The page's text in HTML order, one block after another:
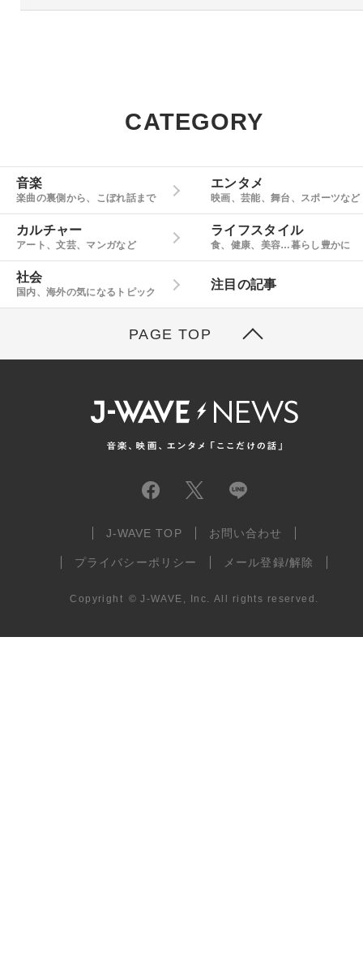
CATEGORY
音楽
楽曲の裏側から、こぼれ話まで
エンタメ
映画、芸能、舞台、スポーツなど
カルチャー
アート、文芸、マンガなど
ライフスタイル
食、健康、美容…暮らし豊かに
社会
国内、海外の気になるトピック
注目の記事
PAGE TOP
J-WAVE TOP お問い合わせ
プライバシーポリシー メール登録/解除
Copyright © J-WAVE, Inc. All rights reserved.